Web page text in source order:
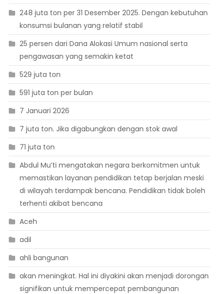
248 juta ton per 31 Desember 2025. Dengan kebutuhan
konsumsi bulanan yang relatif stabil
25 persen dari Dana Alokasi Umum nasional serta
pengawasan yang semakin ketat
529 juta ton
591 juta ton per bulan
7 Januari 2026
7 juta ton. Jika digabungkan dengan stok awal
71 juta ton
Abdul Mu’ti mengatakan negara berkomitmen untuk
memastikan layanan pendidikan tetap berjalan meski
di wilayah terdampak bencana. Pendidikan tidak boleh
terhenti akibat bencana
Aceh
adil
ahli bangunan
akan meningkat. Hal ini diyakini akan menjadi dorongan
signifikan untuk mempercepat pembangunan